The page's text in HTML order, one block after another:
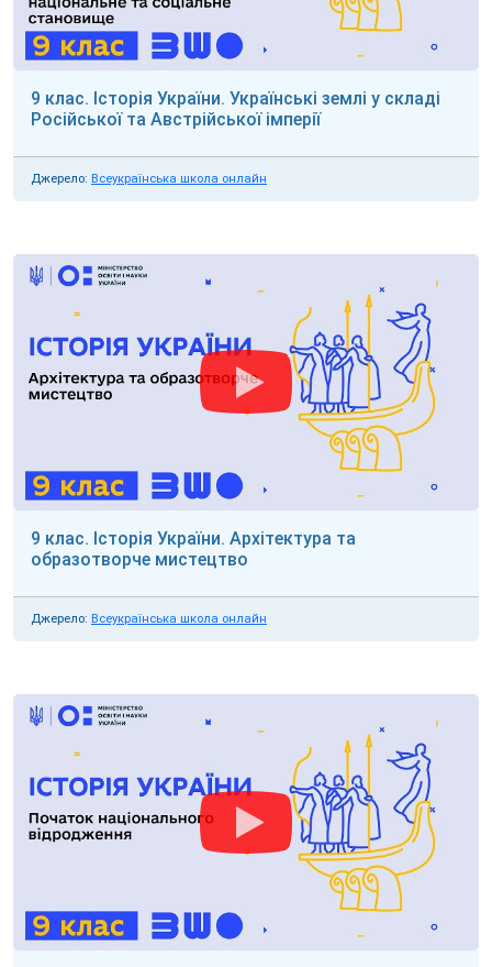
9 клас. Історія України. Українські землі у складі
Російської та Австрійської імперії
Джерело: Всеукраїнська школа онлайн
9 клас. Історія України. Архітектура та
образотворче мистецтво
Джерело: Всеукраїнська школа онлайн